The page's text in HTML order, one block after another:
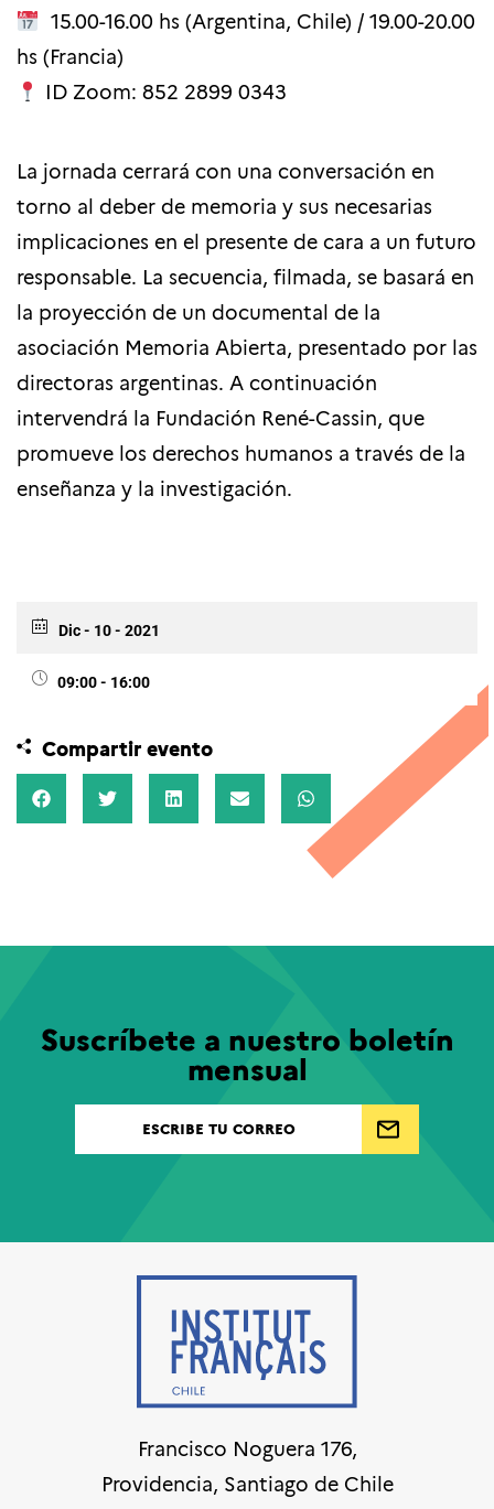
15.00-16.00 hs (Argentina, Chile) / 19.00-20.00
hs (Francia)
ID Zoom: 852 2899 0343
La jornada cerrará con una conversación en
torno al deber de memoria y sus necesarias
implicaciones en el presente de cara a un futuro
responsable. La secuencia, filmada, se basará en
la proyección de un documental de la
asociación Memoria Abierta, presentado por las
directoras argentinas. A continuación
intervendrá la Fundación René-Cassin, que
promueve los derechos humanos a través de la
enseñanza y la investigación.
Dic - 10 - 2021
09:00 - 16:00
Compartir evento
Suscríbete a nuestro boletín
mensual
Francisco Noguera 176,
Providencia, Santiago de Chile